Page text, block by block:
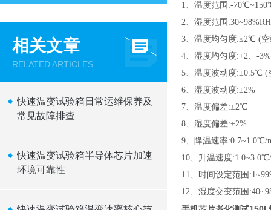
相关文章
RELATED ARTICLES
快速温变试验箱日常运维保养及
常见故障排查
快速温变试验箱半导体芯片加速
环境可靠性
1、温度范围:-
2、湿度范围
3、温度均匀度:≤2℃ (
4、湿度均匀度:+2、-
5、温度波动度:±0.5℃ (
6、湿度波动度:±2%
7、温度偏差:±2℃
8、湿度偏差:±2%
9、降温速率:0.7~1.0℃/
10、升温速度
11、时间设定范围
12、湿度交变范围